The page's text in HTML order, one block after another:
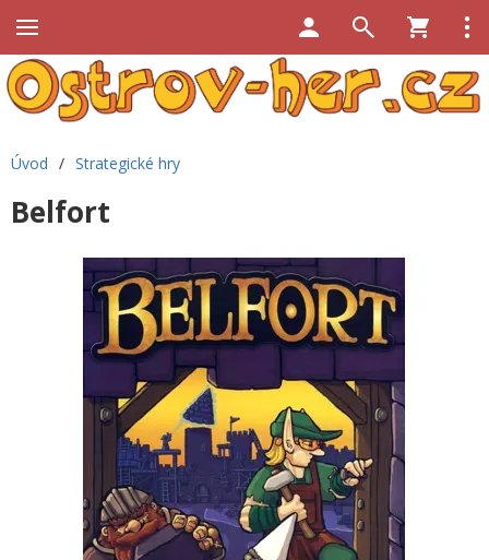
Úvod / Strategické hry
Belfort